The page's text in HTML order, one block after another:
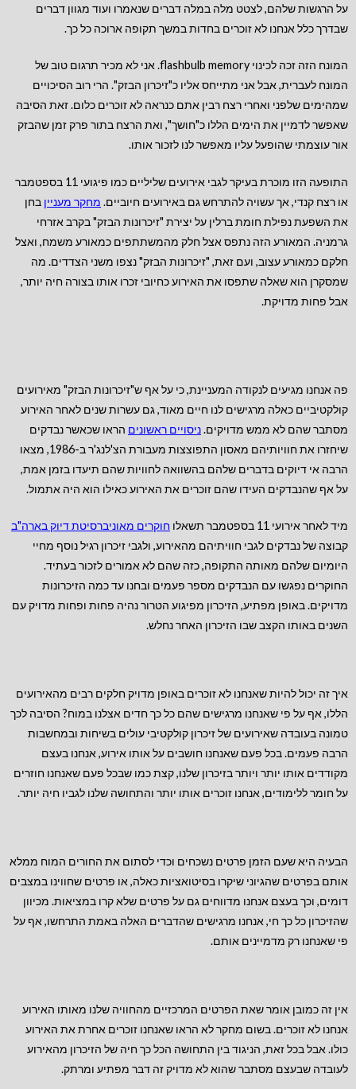
על הרגשות שלהם, לצטט מלה במלה דברים שנאמרו ועוד מגוון דברים
שבדרך כלל אנחנו לא זוכרים בחדות במשך תקופה ארוכה כל כך.
המונח הזה זכה לכינוי flashbulb memory. אני לא מכיר תרגום טוב של
המונח לעברית, אבל אני מתייחס אליו כ"זיכרון הבזק". הרי רוב הסיכויים
שמהימים שלפני ואחרי רצח רבין אתם כנראה לא זוכרים כלום. זאת הסיבה
שאפשר לדמיין את הימים הללו כ"חושך", ואת הרצח בתור פרק זמן שהבזק
אור עוצמתי שהופעל עליו מאפשר לנו לזכור אותו.
התופעה הזו מוכרת בעיקר לגבי אירועים שליליים כמו פיגועי 11 בספטמבר
או רצח קנדי, אך עשויה להתרחש גם באירועים חיוביים. מחקר מעניין בחן
את השפעת נפילת חומת ברלין על יצירת "זיכרונות הבזק" בקרב אזרחי
גרמניה. המאורע הזה נתפס אצל חלק מהמשתתפים כמאורע משמח, ואצל
חלקם כמאורע עצוב, ועם זאת, "זיכרונות הבזק" נצפו משני הצדדים. מה
שמסקרן הוא שאלה שתפסו את האירוע כחיובי זכרו אותו בצורה חיה יותר,
אבל פחות מדויקת.
פה אנחנו מגיעים לנקודה המעניינת, כי על אף ש"זיכרונות הבזק" מאירועים
קולקטיביים כאלה מרגישים לנו חיים מאוד, גם עשרות שנים לאחר האירוע
מסתבר שהם לא ממש מדויקים.ניסויים ראשונים הראו שכאשר נבדקים
שיחזרו את חוויותיהם מאסון התפוצצות מעבורת הצ'לנג'ר ב-1986, מצאו
הרבה אי דיוקים בדברים שלהם בהשוואה לחוויות שהם תיעדו בזמן אמת,
על אף שהנבדקים העידו שהם זוכרים את האירוע כאילו הוא היה אתמול.
מיד לאחר אירועי 11 בספטמבר תשאלו
חוקרים מאוניברסיטת דיוק בארה"ב
קבוצה של נבדקים לגבי חוויתיהם מהאירוע, ולגבי זיכרון רגיל נוסף מחיי
היומיום שלהם מאותה התקופה, כזה שהם לא אמורים לזכור בעתיד.
החוקרים נפגשו עם הנבדקים מספר פעמים ובחנו עד כמה הזיכרונות
מדויקים. באופן מפתיע, הזיכרון מפיגוע הטרור נהיה פחות ופחות מדויק עם
השנים באותו הקצב שבו הזיכרון האחר נחלש.
איך זה יכול להיות שאנחנו לא זוכרים באופן מדויק חלקים רבים מהאירועים
הללו, אף על פי שאנחנו מרגישים שהם כל כך חדים אצלנו במוח? הסיבה לכך
טמונה בעובדה שאירועים של זיכרון קולקטיבי עולים בשיחות ובמחשבות
הרבה פעמים. בכל פעם שאנחנו חושבים על אותו אירוע, אנחנו בעצם
מקודדים אותו יותר ויותר בזיכרון שלנו, קצת כמו שבכל פעם שאנחנו חוזרים
על חומר ללימודים, אנחנו זוכרים אותו יותר והתחושה שלנו לגביו חיה יותר.
הבעיה היא שעם הזמן פרטים נשכחים וכדי לסתום את החורים המוח ממלא
אותם בפרטים שהגיוני שיקרו בסיטואציות כאלה, או פרטים שחווינו במצבים
דומים, וכך בעצם אנחנו מדווחים גם על פרטים שלא קרו במציאות. מכיוון
שהזיכרון כל כך חי, אנחנו מרגישים שהדברים האלה באמת התרחשו, אף על
פי שאנחנו רק מדמיינים אותם.
אין זה כמובן אומר שאת הפרטים המרכזיים מהחוויה שלנו מאותו האירוע
אנחנו לא זוכרים. בשום מחקר לא הראו שאנחנו זוכרים אחרת את האירוע
כולו. אבל בכל זאת, הניגוד בין התחושה הכל כך חיה של הזיכרון מהאירוע
לעובדה שבעצם מסתבר שהוא לא מדויק זה דבר מפתיע ומרתק.